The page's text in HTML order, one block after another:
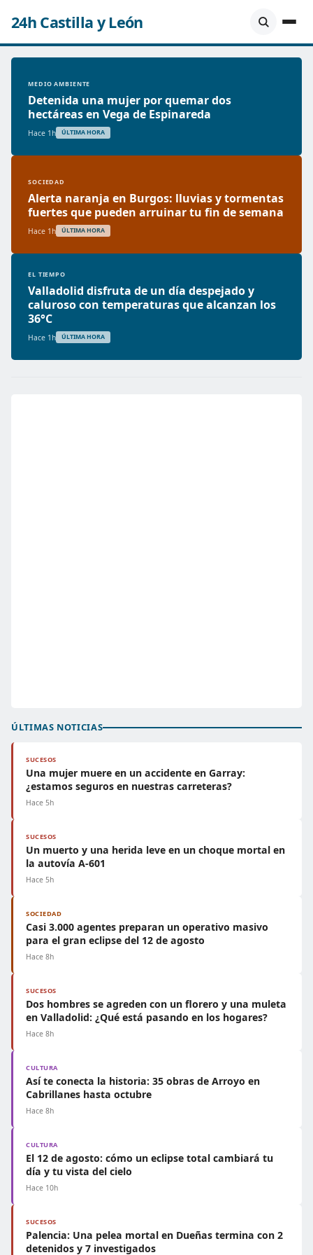
24h Castilla y León
MEDIO AMBIENTE
Detenida una mujer por quemar dos
hectáreas en Vega de Espinareda
Hace 1h ÚLTIMA HORA
SOCIEDAD
Alerta naranja en Burgos: lluvias y tormentas
fuertes que pueden arruinar tu fin de semana
Hace 1h ÚLTIMA HORA
EL TIEMPO
Valladolid disfruta de un día despejado y
caluroso con temperaturas que alcanzan los
36°C
Hace 1h ÚLTIMA HORA
ÚLTIMAS NOTICIAS
SUCESOS
Una mujer muere en un accidente en Garray:
¿estamos seguros en nuestras carreteras?
Hace 5h
SUCESOS
Un muerto y una herida leve en un choque mortal en
la autovía A-601
Hace 5h
SOCIEDAD
Casi 3.000 agentes preparan un operativo masivo
para el gran eclipse del 12 de agosto
Hace 8h
SUCESOS
Dos hombres se agreden con un florero y una muleta
en Valladolid: ¿Qué está pasando en los hogares?
Hace 8h
CULTURA
Así te conecta la historia: 35 obras de Arroyo en
Cabrillanes hasta octubre
Hace 8h
CULTURA
El 12 de agosto: cómo un eclipse total cambiará tu
día y tu vista del cielo
Hace 10h
SUCESOS
Palencia: Una pelea mortal en Dueñas termina con 2
detenidos y 7 investigados